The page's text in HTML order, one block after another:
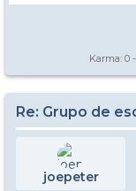
Karma: 0
Re: Grupo de
joepeter